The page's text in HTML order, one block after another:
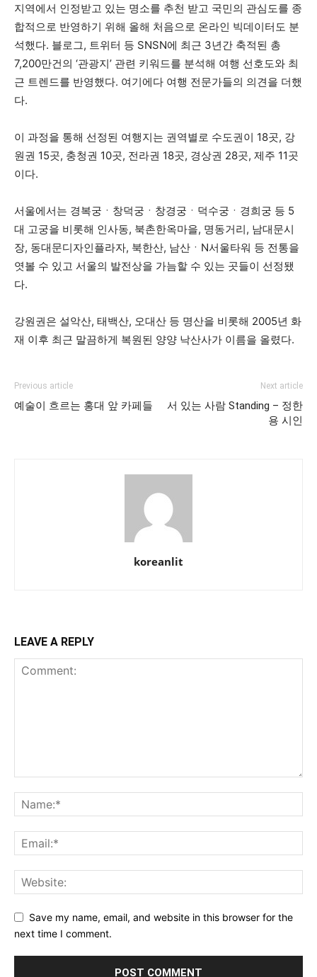
지역에서 인정받고 있는 명소를 추천 받고 국민의 관심도를 종
합적으로 반영하기 위해 올해 처음으로 온라인 빅데이터도 분
석했다. 블로그, 트위터 등 SNSN에 최근 3년간 축적된 총
7,200만건의 ‘관광지’ 관련 키워드를 분석해 여행 선호도와 최
근 트렌드를 반영했다. 여기에다 여행 전문가들의 의견을 더했
다.
이 과정을 통해 선정된 여행지는 권역별로 수도권이 18곳, 강
원권 15곳, 충청권 10곳, 전라권 18곳, 경상권 28곳, 제주 11곳
이다.
서울에서는 경복궁ㆍ창덕궁ㆍ창경궁ㆍ덕수궁ㆍ경희궁 등 5
대 고궁을 비롯해 인사동, 북촌한옥마을, 명동거리, 남대문시
장, 동대문디자인플라자, 북한산, 남산ㆍN서울타워 등 전통을
엿볼 수 있고 서울의 발전상을 가늠할 수 있는 곳들이 선정됐
다.
강원권은 설악산, 태백산, 오대산 등 명산을 비롯해 2005년 화
재 이후 최근 말끔하게 복원된 양양 낙산사가 이름을 올렸다.
Previous article
예술이 흐르는 홍대 앞 카페들
Next article
서 있는 사람 Standing – 정한
용 시인
koreanlit
LEAVE A REPLY
Save my name, email, and website in this browser for the
next time I comment.